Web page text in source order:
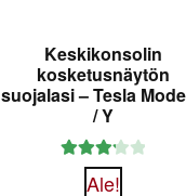
Keskikonsolin
kosketusnäytön
suojalasi – Tesla
/ Y
Arvostel
Ale!